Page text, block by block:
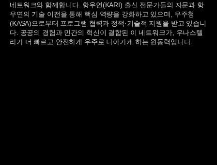
네트워크와 함께합니다. 항우연(KARI) 출신 전문가들의 자문과 항
우연의 기술 이전을 통해 핵심 역량을 강화하고 있으며, 우주청
(KASA)으로부터 프로그램 협력과 정책·기술적 지원을 받고 있습니
다. 공공의 경험과 민간의 혁신이 결합된 이 네트워크가, 우나스텔
라가 더 빠르고 안전하게 우주로 나아가게 하는 원동력입니다.